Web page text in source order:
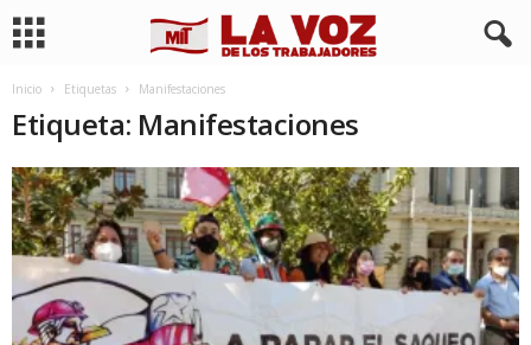
Inicio Etiquetas Manifestaciones
Etiqueta: Manifestaciones